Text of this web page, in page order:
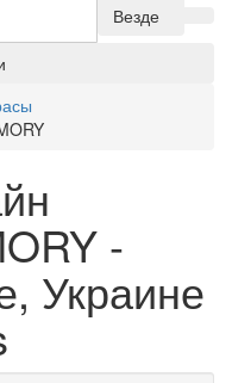
Везде
-
Украине